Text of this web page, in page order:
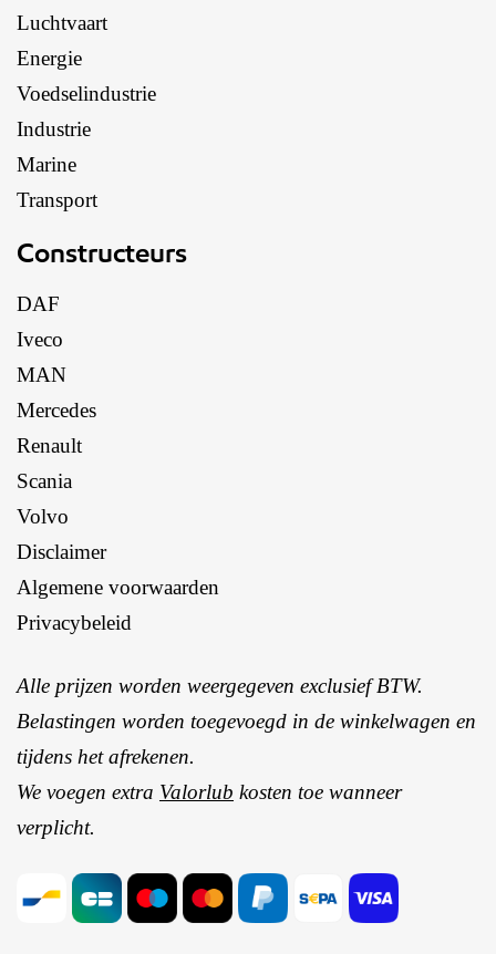
Luchtvaart
Energie
Voedselindustrie
Industrie
Marine
Transport
Constructeurs
DAF
Iveco
MAN
Mercedes
Renault
Scania
Volvo
Disclaimer
Algemene voorwaarden
Privacybeleid
Alle prijzen worden weergegeven exclusief BTW.
Belastingen worden toegevoegd in de winkelwagen en
tijdens het afrekenen.
We voegen extra Valorlub kosten toe wanneer
verplicht.